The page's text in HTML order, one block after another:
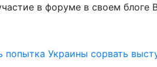
в форуме в своем блоге
попытка Украины сорвать